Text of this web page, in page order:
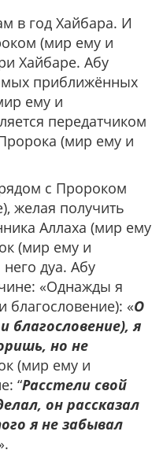
в год Хайбара. И
(мир ему и
Хайбаре. Абу
приближённых
ему и
передатчиком
(мир ему и
с Пророком
желая получить
Аллаха (мир ему
(мир ему и
дуа. Абу
«Однажды я
благословение): «О
благословение), я
но не
(мир ему и
“Расстели свой
он рассказал
я не забывал